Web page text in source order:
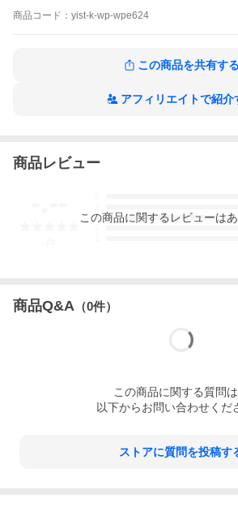
ウォールステッカー『
商品 コード： yist-k-wp-wpe624
この商品を共有する
アフィリエイトで紹介
商品レビュー
3
この商品に関するレビューは
商品Q&A （0件）
この商品に関する質問は
以下からお問い合わせくだ
ストアに質問を投稿す